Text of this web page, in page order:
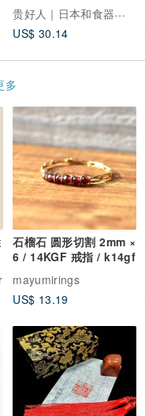
贵好人｜日本和食器选物店
US$ 30.14
多
石榴石 圆形切割 2mm ×
6 / 14KGF 戒指 / k14gf
mayumirings
US$ 13.19